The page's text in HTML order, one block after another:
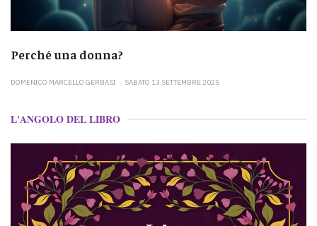
Perché una donna?
DOMENICO MARCELLO GERBASI SABATO 13 SETTEMBRE 2025
L'ANGOLO DEL LIBRO